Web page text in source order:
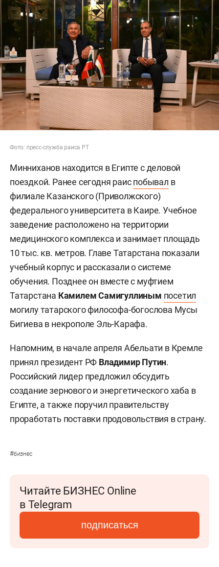
Фото: пресс-служба раиса РТ
Минниханов находится в Египте с деловой
поездкой. Ранее сегодня раиспобывал в
филиале Казанского (Приволжского)
федерального университета в Каире. Учебное
заведение расположено на территории
медицинского комплекса и занимает площадь
10 тыс. кв. метров. Главе Татарстана показали
учебный корпус и рассказали о системе
обучения. Позднее он вместе с муфтием
Татарстана Камилем Самигуллиным посетил
могилу татарского философа-богослова Мусы
Бигиева в некрополе Эль-Карафа.
Напомним, в начале апреля Абельати в Кремле
принял президент РФ Владимир Путин.
Российский лидер предложил обсудить
создание зернового и энергетического хаба в
Египте, а также поручил правительству
проработать поставки продовольствия в страну.
#бизнес
Читайте БИЗНЕС Online
в Telegram
подписаться